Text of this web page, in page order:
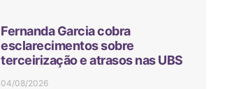
Fernanda Garcia cobra
esclarecimentos sobre
terceirização e atrasos nas UBS
04/08/2026